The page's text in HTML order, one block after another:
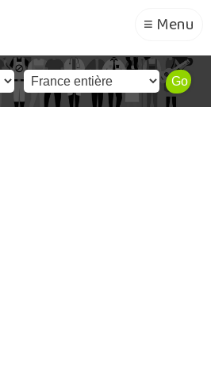
≡ Menu